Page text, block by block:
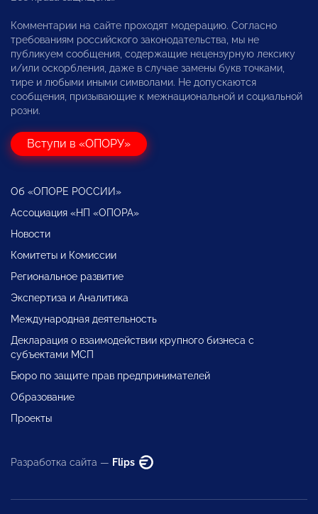
Комментарии на сайте проходят модерацию. Согласно
требованиям российского законодательства, мы не
публикуем сообщения, содержащие нецензурную лексику
и/или оскорбления, даже в случае замены букв точками,
тире и любыми иными символами. Не допускаются
сообщения, призывающие к межнациональной и социальной
розни.
Вступи в «ОПОРУ»
Об «ОПОРЕ РОССИИ»
Ассоциация «НП «ОПОРА»
Новости
Комитеты и Комиссии
Региональное развитие
Экспертиза и Аналитика
Международная деятельность
Декларация о взаимодействии крупного бизнеса с
субъектами МСП
Бюро по защите прав предпринимателей
Образование
Проекты
Разработка сайта — Flips